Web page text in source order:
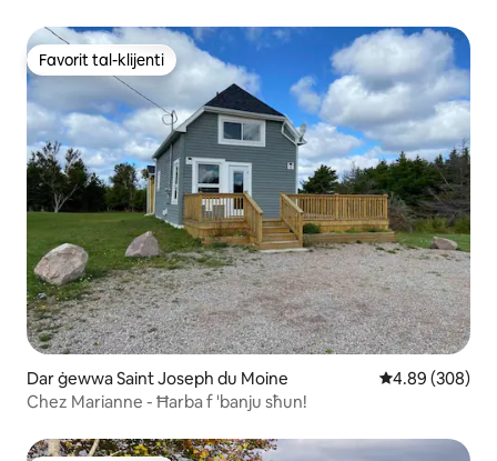
Favorit tal-klijenti
Favorit tal-klijenti
Dar ġewwa Saint Joseph du Moine Rating medju
4.89 (308)
Chez Marianne - Ħarba f 'banju sħun!